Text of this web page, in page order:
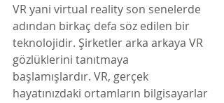
VR yani virtual reality son senelerde
adından birkaç defa söz edilen bir
teknolojidir. Şirketler arka arkaya VR
gözlüklerini tanıtmaya
başlamışlardır. VR, gerçek
hayatınızdaki ortamların bilgisayarlar